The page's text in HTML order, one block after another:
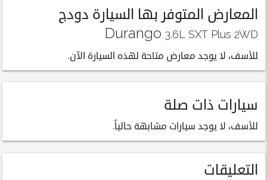
المعارض المتوفر بها السيارة دودج
Durango 3.6L SXT Plus 2WD
للأسف، لا يوجد معارض متاحة لهذه السيارة الآن.
سيارات ذات صلة
للأسف، لا يوجد سيارات مشابهة حالياً.
التعليقات